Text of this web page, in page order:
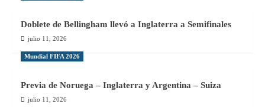
Doblete de Bellingham llevó a Inglaterra a Semifinales
julio 11, 2026
Mundial FIFA 2026
Previa de Noruega – Inglaterra y Argentina – Suiza
julio 11, 2026